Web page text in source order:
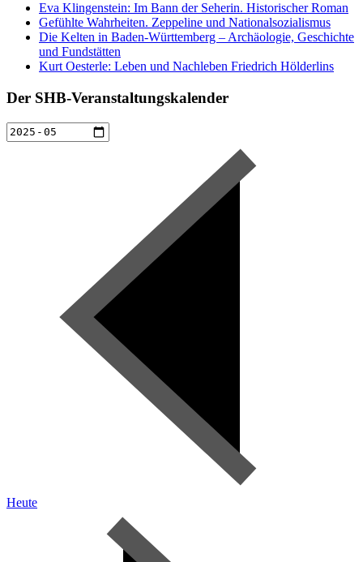
Eva Klingenstein: Im Bann der Seherin. Historischer Roman
Gefühlte Wahrheiten. Zeppeline und Nationalsozialismus
Die Kelten in Baden-Württemberg – Archäologie, Geschichte
und Fundstätten
Kurt Oesterle: Leben und Nachleben Friedrich Hölderlins
Der SHB-Veranstaltungskalender
Heute